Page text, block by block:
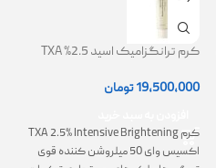
کرم ترانگزامیک اسید 2.5% TXA
19,500,000تومان
کرم TXA 2.5% Intensive Brightening
اکسیس وای 50 میلروشن کننده قوی